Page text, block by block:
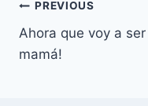
Navegación
de
PREVIOUS
Ahora que voy a ser
mamá!